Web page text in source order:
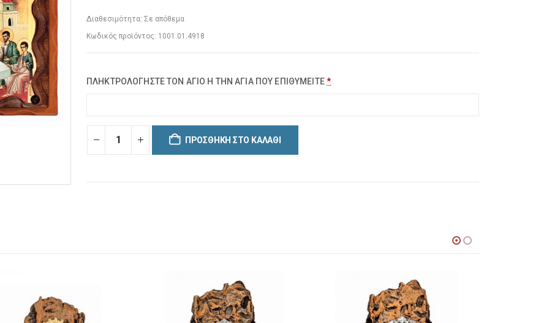
Διαθεσιμότητα: Σε απόθεμα
Κωδικός προϊόντος: 1001.01.4918
ΠΛΗΚΤΡΟΛΟΓΗΣΤΕ ΤΟΝ ΑΓΙΟ Η ΤΗΝ ΑΓΙΑ ΠΟΥ ΕΠΙΘΥΜΕΙΤΕ*
ΠΡΟΣΘΉΚΗ ΣΤΟ ΚΑΛΆΘΙ